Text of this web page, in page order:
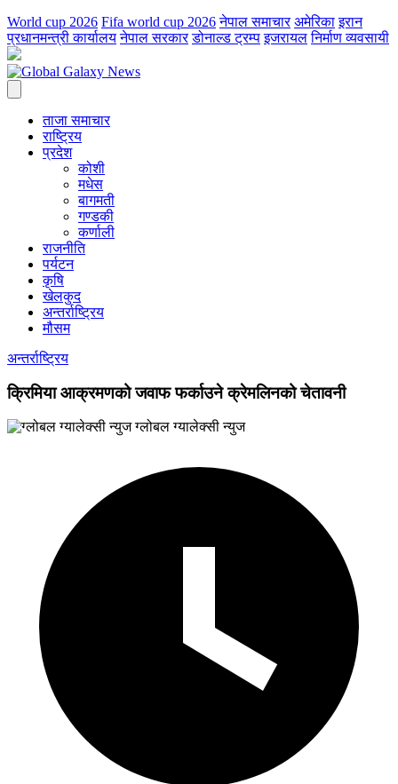
World cup 2026 Fifa world cup 2026 नेपाल समाचार अमेरिका इरान
प्रधानमन्त्री कार्यालय नेपाल सरकार डोनाल्ड ट्रम्प इजरायल निर्माण व्यवसायी
ताजा समाचार
राष्ट्रिय
प्रदेश
कोशी
मधेस
बागमती
गण्डकी
कर्णाली
राजनीति
पर्यटन
कृषि
खेलकुद
अन्तर्राष्ट्रिय
मौसम
अन्तर्राष्ट्रिय
क्रिमिया आक्रमणको जवाफ फर्काउने क्रेमलिनको चेतावनी
ग्लोबल ग्यालेक्सी न्युज